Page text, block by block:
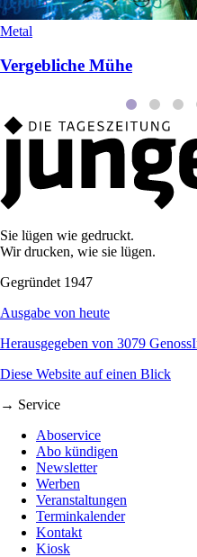
Metal
Vergebliche Mühe
Sie lügen wie gedruckt.
Wir drucken, wie sie lügen.
Gegründet 1947
Ausgabe von heute
Herausgegeben von 3079
Diese Website auf einen Blick
→ Service
Aboservice
Abo kündigen
Newsletter
Werben
Veranstaltungen
Terminkalender
Kontakt
Kiosk